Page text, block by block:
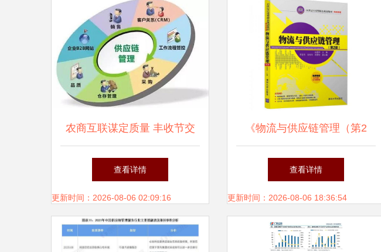
农商互联谋定质量 丰收节交
易会的实践与思考
查看详情
更新时间：2026-08-06 02:09:16
《物流与供应链管理（第2
版）》——21世纪应用型精品
规划教材的核心价值与实践导
向
查看详情
更新时间：2026-08-06 18:36:54